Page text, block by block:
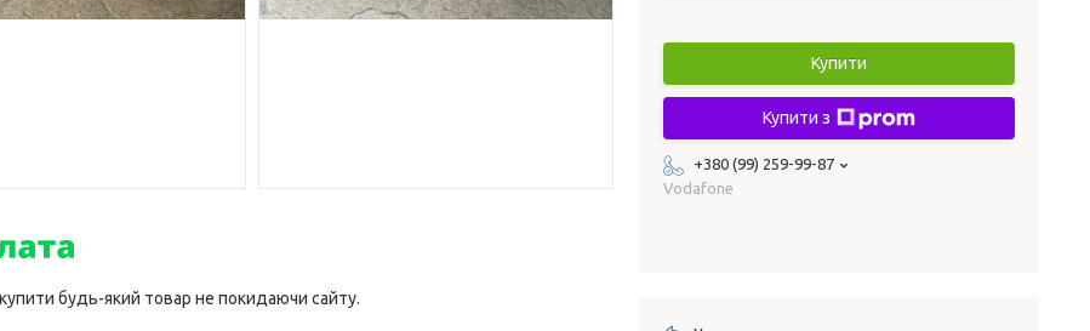
будь-який товар не покидаючи сайту.
Купити
Купити з
+380 (99) 259-99-87
Vodafone